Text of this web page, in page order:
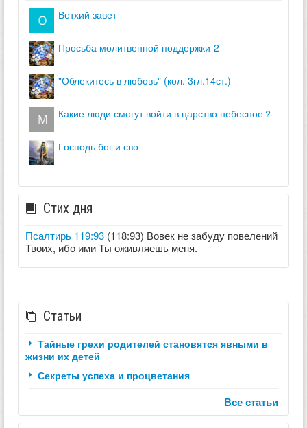
ветхий завет
просьба молитвенной поддержки-2
"облекитесь в любовь" (кол. 3гл.14ст.)
какие люди смогут войти в царство небесное？
господь бог и сво
Стих дня
Псалтирь 119:93 (118:93) Вовек не забуду повелений
Твоих, ибо ими Ты оживляешь меня.
Статьи
Тайные грехи родителей становятся явными в
жизни их детей
Секреты успеха и процветания
Все статьи